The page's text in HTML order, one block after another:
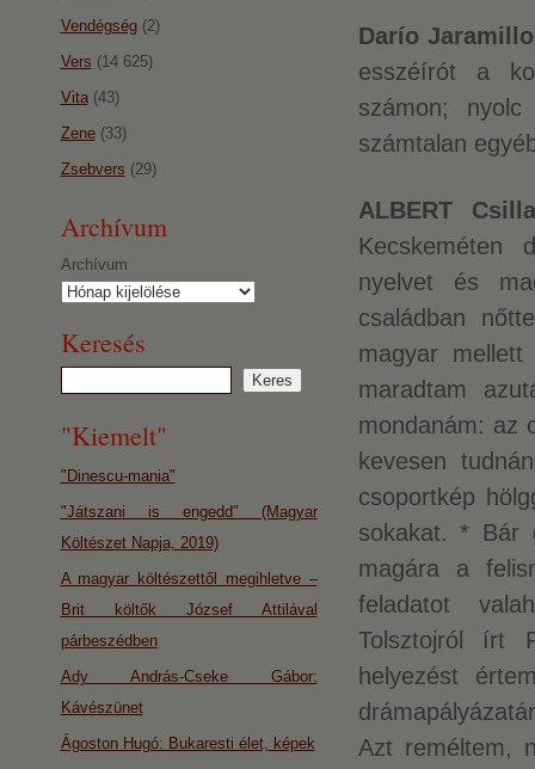
Darío
esszéírót a
számon;
számtalan
ALBERT
Kecskeméten
nyelvet és
családban
magyar
maradtam
mondanám: az
kevesen
csoportkép
sokakat. * Bár
magára a
feladatot
Tolsztojról írt
helyezést
Azt reméltem,
Vendégség(2)
Vers (14 625)
Vita(43)
Zene(33)
Zsebvers (29)
Archívum
Archívum
Keresés
"Kiemelt"
"Dinescu-mania"
"Játszani is engedd" (Magyar
Költészet Napja, 2019)
A magyar költészettől megihletve –
Brit költők József Attilával
párbeszédben
Ady András-Cseke Gábor:
Kávészünet
Ágoston Hugó: Bukaresti élet, képek